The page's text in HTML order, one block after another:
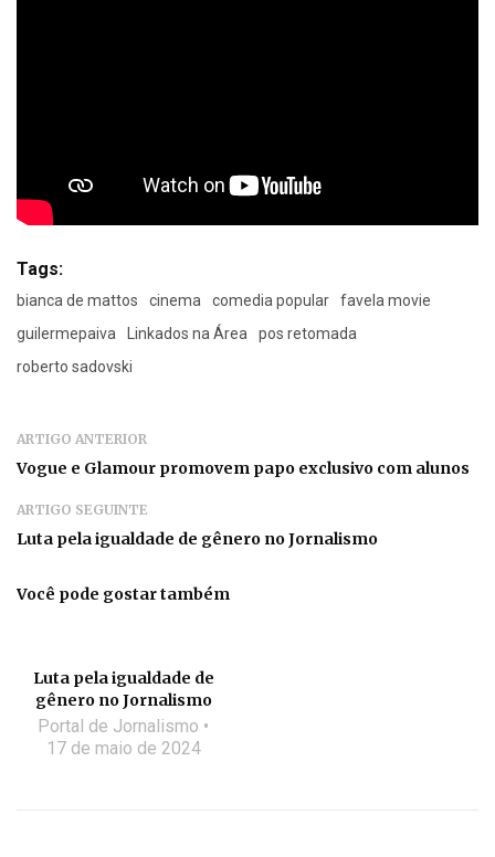
Tags:
bianca de mattos cinema comedia popular
favela movie
guilermepaiva
Linkados na Área
pos retomada
roberto sadovski
ARTIGO ANTERIOR
Vogue e Glamour promovem papo exclusivo com alunos
ARTIGO SEGUINTE
Luta pela igualdade de gênero no Jornalismo
Você pode gostar também
Luta pela igualdade de
gênero no Jornalismo
Portal de Jornalismo
17 de maio de 2024